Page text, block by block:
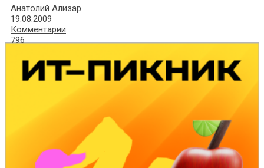
Анатолий Ализар
19.08.2009
Комментарии
796